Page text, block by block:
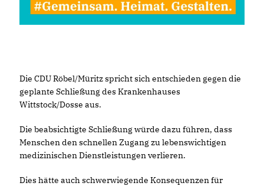
Die CDU Röbel/Müritz spricht sich entschieden gegen die
geplante Schließung des Krankenhauses
Wittstock/Dosse aus.
Die beabsichtigte Schließung würde dazu führen, dass
Menschen den schnellen Zugang zu lebenswichtigen
medizinischen Dienstleistungen verlieren.
Dies hätte auch schwerwiegende Konsequenzen für